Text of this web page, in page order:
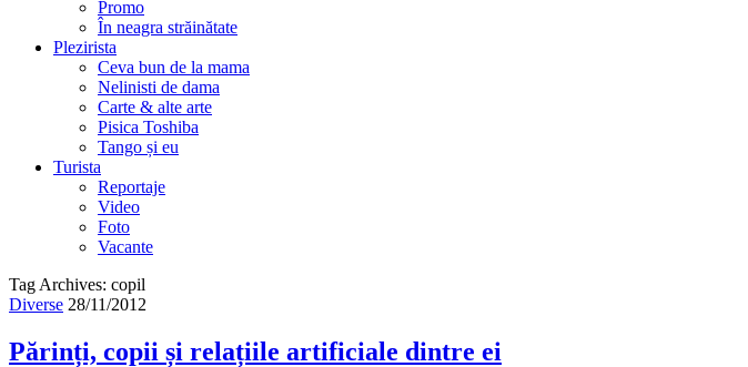
Promo
În neagra străinătate
Plezirista
Ceva bun de la mama
Nelinisti de dama
Carte & alte arte
Pisica Toshiba
Tango și eu
Turista
Reportaje
Video
Foto
Vacante
Tag Archives: copil
Diverse 28/11/2012
Părinți, copii și relațiile artificiale dintre ei